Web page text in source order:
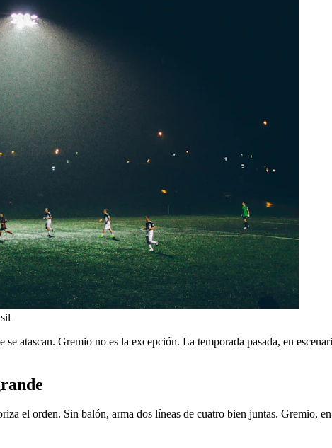
atascan. Gremio no es la excepción. La temporada pasada, en
el orden. Sin balón, arma dos líneas de cuatro bien juntas. Gremio,